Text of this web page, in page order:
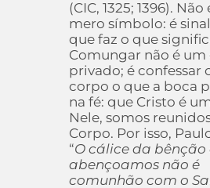
(CIC, 1325; 1396). Não
mero símbolo: é
que faz o que
Comungar não é um
privado; é confessar
corpo o que a boca
na fé: que Cristo é
Nele, somos
Corpo. Por isso,
“O cálice da bênção
abençoamos não é
comunhão com o